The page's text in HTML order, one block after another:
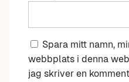
Spara mitt namn,
webbplats i denna
jag skriver en